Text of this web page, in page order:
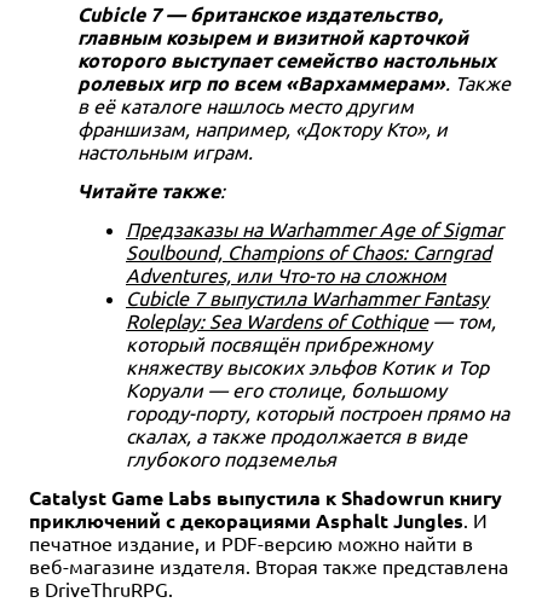
Cubicle 7 — британское издательство,
главным козырем и визитной карточкой
которого выступает семейство настольных
ролевых игр по всем «Вархаммерам». Также
в её каталоге нашлось место другим
франшизам, например, «Доктору Кто», и
настольным играм.
Читайте также:
Предзаказы на Warhammer Age of Sigmar
Soulbound, Champions of Chaos: Carngrad
Adventures, или Что-то на сложном
Cubicle 7 выпустила Warhammer Fantasy
Roleplay: Sea Wardens of Cothique— том,
который посвящён прибрежному
княжеству высоких эльфов Котик и Тор
Коруали — его столице, большому
городу-порту, который построен прямо на
скалах, а также продолжается в виде
глубокого подземелья
Catalyst Game Labs выпустила к Shadowrun книгу
приключений с декорациями Asphalt Jungles. И
печатное издание, и PDF-версию можно найти в
веб-магазине издателя. Вторая также представлена
в DriveThruRPG.